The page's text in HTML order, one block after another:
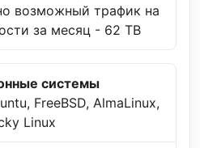
возможный трафик на
за месяц - 62 TB
системы
FreeBSD, AlmaLinux,
Linux